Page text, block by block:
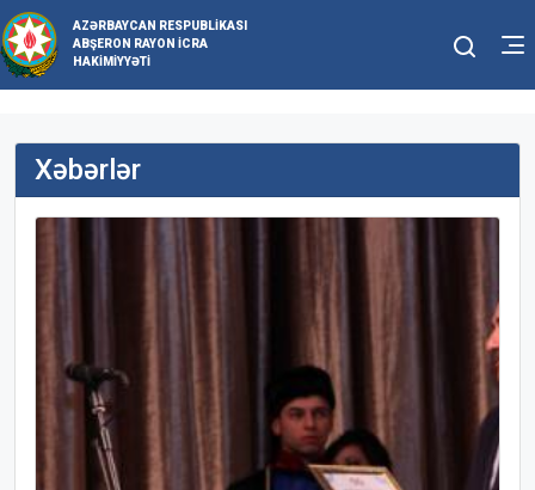
AZƏRBAYCAN RESPUBLIKASI
ABŞERON RAYON İCRA
HAKIMIYYƏTI
Xəbərlər